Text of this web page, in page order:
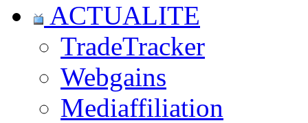
ACTUALITE
TradeTracker
Webgains
Mediaffiliation